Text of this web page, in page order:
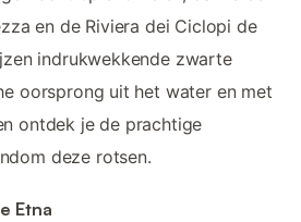
en de Riviera dei Ciclopi de
indrukwekkende zwarte
oorsprong uit het water en met
ontdek je de prachtige
deze rotsen.
Etna